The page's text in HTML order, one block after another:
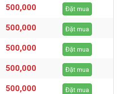
500,000 Đặt mua
500,000 Đặt mua
500,000 Đặt mua
500,000 Đặt mua
500,000 Đặt mua